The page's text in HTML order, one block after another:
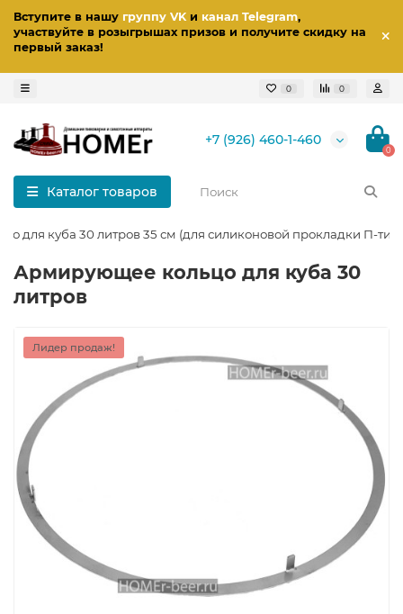
Вступите в нашу группу VKи канал Telegram,
участвуйте в розыгрышах призов и получите скидку на
первый заказ!
0 0
+7 (926) 460-1-460
0
Каталог товаров
для куба 30 литров 35 см (для силиконовой прокладки П-
Армирующее кольцо для куба 30
литров
Лидер продаж!